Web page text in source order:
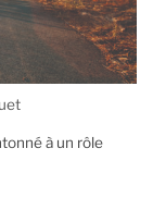
à un rôle